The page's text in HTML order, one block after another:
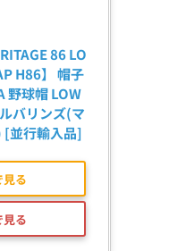
86 LO
H86】 帽子
野球帽 LOW
バリンズ(マ
[並行輸入品]
る
る